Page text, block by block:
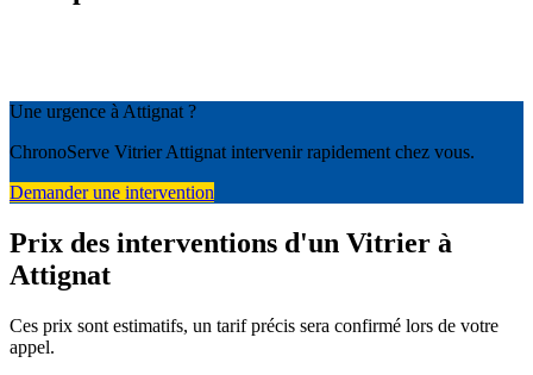
Une urgence à Attignat ?
ChronoServe Vitrier Attignat intervenir rapidement chez vous.
Demander une intervention
Prix des interventions d'un Vitrier à
Attignat
Ces prix sont estimatifs, un tarif précis sera confirmé lors de votre
appel.